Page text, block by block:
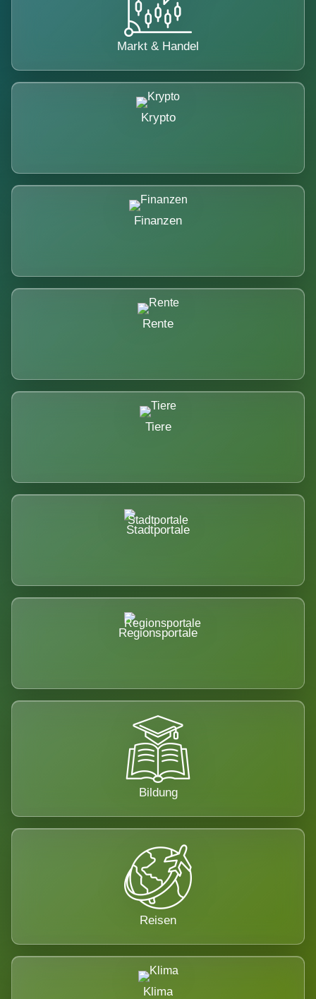
Markt & Handel
Krypto
Finanzen
Rente
Tiere
Stadtportale
Regionsportale
Bildung
Reisen
Klima